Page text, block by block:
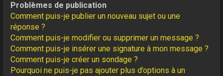
Problèmes de publication
Comment puis-je publier un nouveau sujet ou une
réponse ?
Comment puis-je modifier ou supprimer un message ?
Comment puis-je insérer une signature à mon message ?
Comment puis-je créer un sondage ?
Pourquoi ne puis-je pas ajouter plus d’options à un